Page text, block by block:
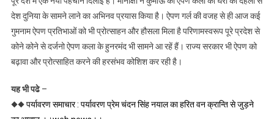
देश दुनिया के सामने लाने का अभिनव प्रयास किया है। ऐपण गर्ल की वजह से ही आज कई
गुमनाम ऐपण प्रतिभाओं को भी प्रोत्साहन और हौसला मिला है परिणामस्वरूप पूरे प्रदेश से
कोने कोने से दर्जनो ऐपण कला के हुनरमंद भी सामने आ रहें हैं। राज्य सरकार भी ऐपण को
बढ़ावा और प्रोत्साहित करने की हरसंभव कोशिश कर रही है।
यह भी पढे–
◆◆पर्यावरण समाचार : पर्यावरण प्रेम चंदन सिंह नयाल का हरित वन क्रान्ति से जुड़ने